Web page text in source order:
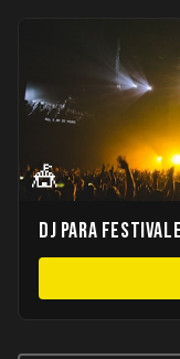
🎪
DJ para